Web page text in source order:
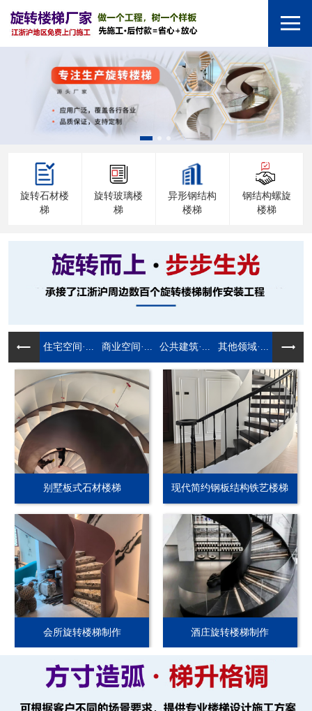
旋转石材楼
梯
旋转玻璃楼
梯
异形钢结构
楼梯
钢结构螺旋
楼梯
住宅空间·... 商业空间·... 公共建筑·... 其他领域·...
别墅板式石材楼梯 现代简约钢板结构铁艺楼梯
会所旋转楼梯制作 酒庄旋转楼梯制作